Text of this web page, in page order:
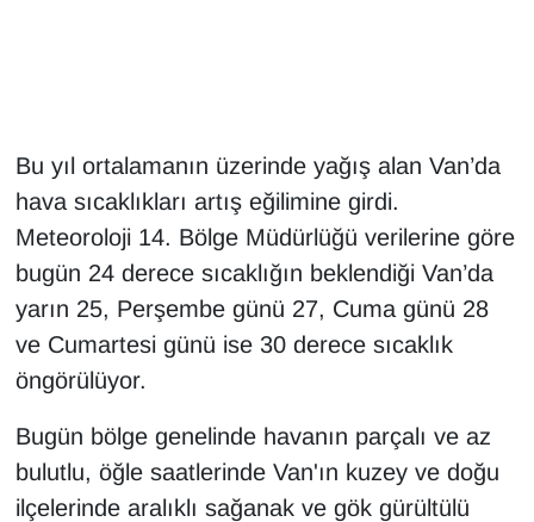
Bu yıl ortalamanın üzerinde yağış alan Van’da
hava sıcaklıkları artış eğilimine girdi.
Meteoroloji 14. Bölge Müdürlüğü verilerine göre
bugün 24 derece sıcaklığın beklendiği Van’da
yarın 25, Perşembe günü 27, Cuma günü 28
ve Cumartesi günü ise 30 derece sıcaklık
öngörülüyor.
Bugün bölge genelinde havanın parçalı ve az
bulutlu, öğle saatlerinde Van'ın kuzey ve doğu
ilçelerinde aralıklı sağanak ve gök gürültülü
Haber
HABERDE İNSAN
İngilizce
Kadın
Kamu Alımları
Kim Kimdir?